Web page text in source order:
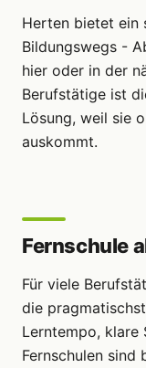
Herten bietet ein
Bildungswegs -
hier oder in der
Berufstätige ist
Lösung, weil sie
auskommt.
Fernschule
Für viele
die
Lerntempo, klare
Fernschulen sind